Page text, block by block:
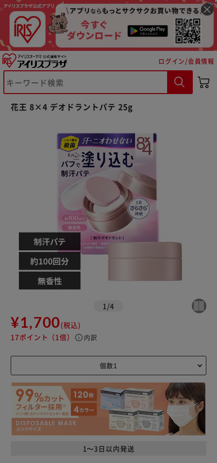
ログイン/会員情報
花王 8×4 デオドラントパテ 25g
1 /4
¥1,700(税込)
17ポイント （1倍） info 内訳
1～3日以内発送
※ご確認ください
カートに入れる 購入手続きへ